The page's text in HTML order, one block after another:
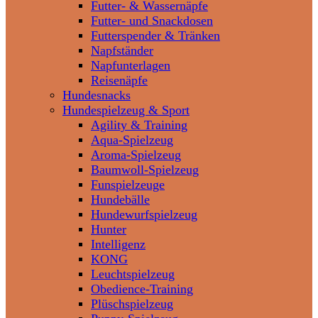
Futter- & Wassernäpfe
Futter- und Snackdosen
Futterspender & Tränken
Napfständer
Napfunterlagen
Reisenäpfe
Hundesnacks
Hundespielzeug & Sport
Agility & Training
Aqua-Spielzeug
Aroma-Spielzeug
Baumwoll-Spielzeug
Funspielzeuge
Hundebälle
Hundewurfspielzeug
Hunter
Intelligenz
KONG
Leuchtspielzeug
Obedience-Training
Plüschspielzeug